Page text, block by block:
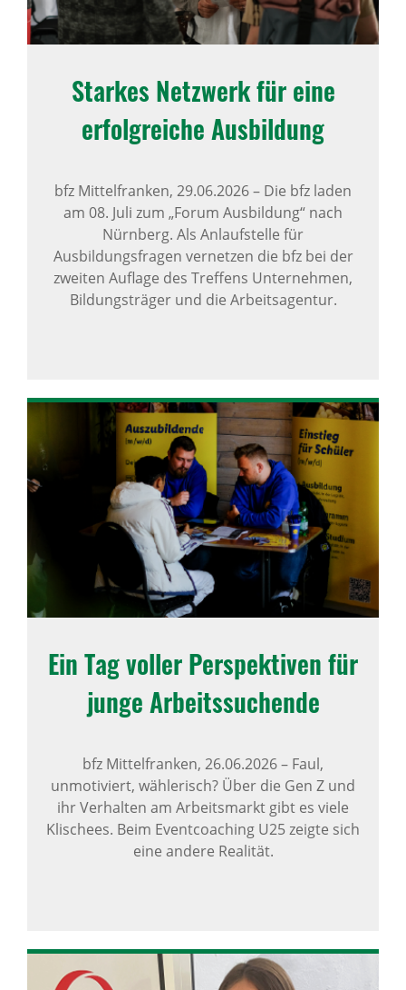
Starkes Netz­werk für eine
erfolg­reiche Ausbil­dung
bfz Mittelfranken, 29.06.2026– Die bfz laden
am 08. Juli zum „Forum Ausbildung“ nach
Nürnberg. Als Anlaufstelle für
Ausbildungsfragen vernetzen die bfz bei der
zweiten Auflage des Treffens Unternehmen,
Bildungsträger und die Arbeitsagentur.
Ein Tag voller Perspek­tiven für
junge Arbeits­su­chende
bfz Mittelfranken, 26.06.2026– Faul,
unmotiviert, wählerisch? Über die Gen Z und
ihr Verhalten am Arbeitsmarkt gibt es viele
Klischees. Beim Eventcoaching U25 zeigte sich
eine andere Realität.